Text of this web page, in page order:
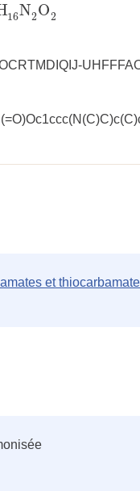
16N2O2
16N2O2
et